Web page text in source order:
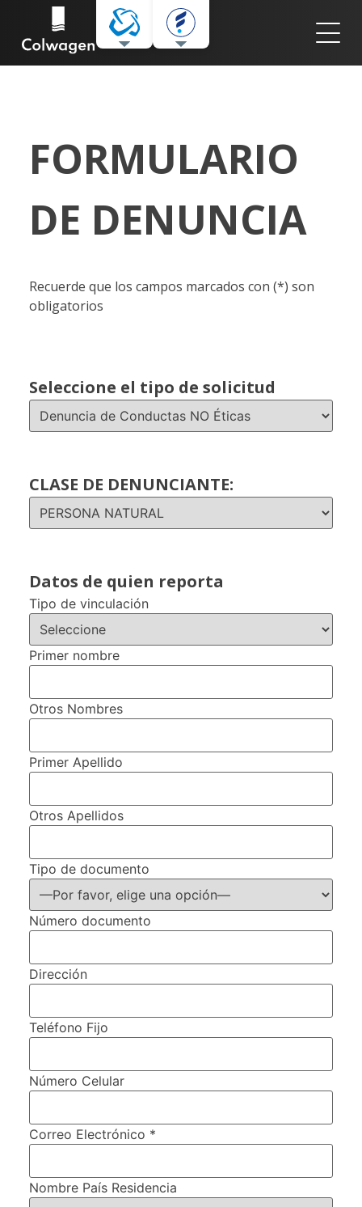
FORMULARIO
DE DENUNCIA
Recuerde que los campos marcados con (*) son
obligatorios
Seleccione el tipo de solicitud
CLASE DE DENUNCIANTE:
Datos de quien reporta
Tipo de vinculación
Primer nombre
Otros Nombres
Primer Apellido
Otros Apellidos
Tipo de documento
Número documento
Dirección
Teléfono Fijo
Número Celular
Correo Electrónico *
Nombre País Residencia